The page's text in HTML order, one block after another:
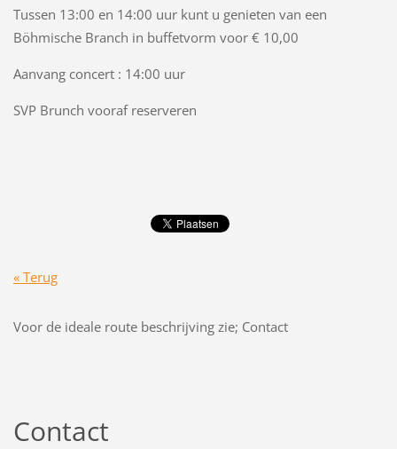
Tussen 13:00 en 14:00 uur kunt u genieten van een
Böhmische Branch in buffetvorm voor € 10,00
Aanvang concert : 14:00 uur
SVP Brunch vooraf reserveren
« Terug
Voor de ideale route beschrijving zie; Contact
Contact